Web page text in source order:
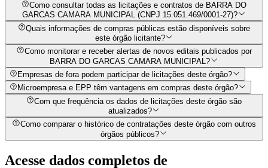
Como consultar todas as licitações e contratos de BARRA DO
GARCAS CAMARA MUNICIPAL (CNPJ 15.051.469/0001-27)?
Quais informações de compras públicas estão disponíveis sobre
este órgão licitante?
Como monitorar e receber alertas de novos editais publicados por
BARRA DO GARCAS CAMARA MUNICIPAL?
Empresas de fora podem participar de licitações deste órgão?
Microempresa e EPP têm vantagens em compras deste órgão?
Com que frequência os dados de licitações deste órgão são
atualizados?
Como comparar o histórico de contratações deste órgão com outros
órgãos públicos?
Acesse dados completos de